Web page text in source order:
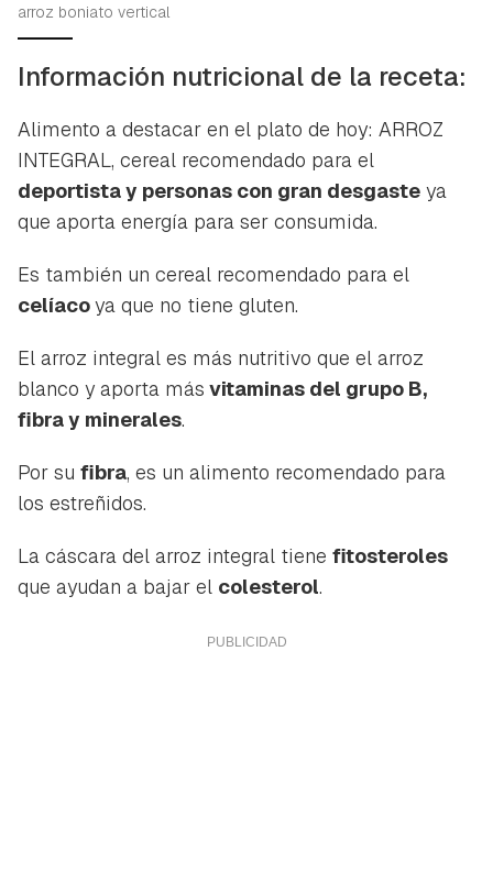
Guardar como favorito
Para poder guardar como favorito, primero has de
iniciar sesión con tu cuenta de Hogarmanía.
INICIAR SESIÓN CANCELAR
arroz boniato vertical
Información nutricional de la receta:
Alimento a destacar en el plato de hoy: ARROZ
INTEGRAL, cereal recomendado para el
deportista y personas con gran desgaste ya
que aporta energía para ser consumida.
Es también un cereal recomendado para el
celíacoya que no tiene gluten.
El arroz integral es más nutritivo que el arroz
blanco y aporta más vitaminas del grupo B,
fibra y minerales.
Por su fibra, es un alimento recomendado para
los estreñidos.
La cáscara del arroz integral tiene fitosteroles
que ayudan a bajar el colesterol.
Contenido enviado
Gracias por suscribirte a nuestro boletín.